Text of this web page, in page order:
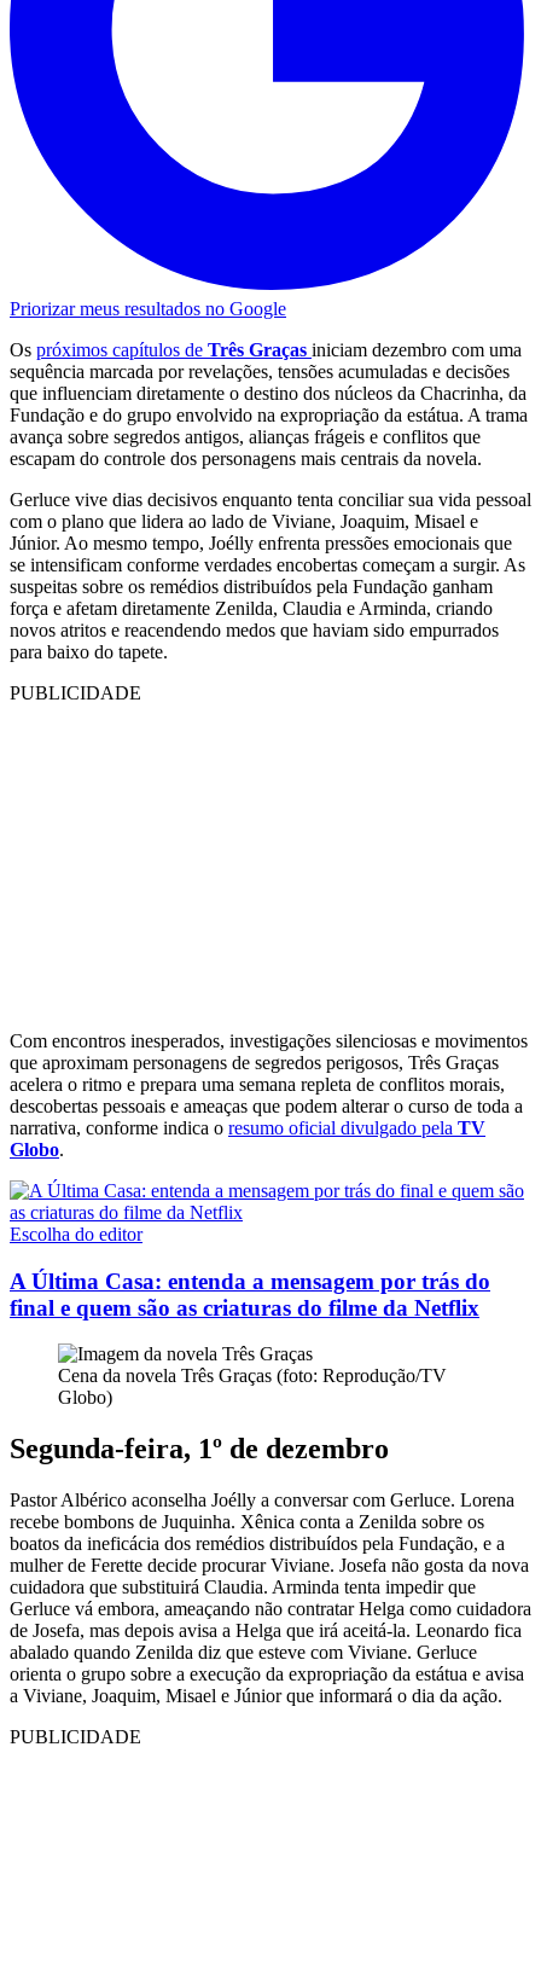
Priorizar meus resultados no Google
Os próximos capítulos de Três Graças iniciam dezembro com uma
sequência marcada por revelações, tensões acumuladas e decisões
que influenciam diretamente o destino dos núcleos da Chacrinha, da
Fundação e do grupo envolvido na expropriação da estátua. A trama
avança sobre segredos antigos, alianças frágeis e conflitos que
escapam do controle dos personagens mais centrais da novela.
Gerluce vive dias decisivos enquanto tenta conciliar sua vida pessoal
com o plano que lidera ao lado de Viviane, Joaquim, Misael e
Júnior. Ao mesmo tempo, Joélly enfrenta pressões emocionais que
se intensificam conforme verdades encobertas começam a surgir. As
suspeitas sobre os remédios distribuídos pela Fundação ganham
força e afetam diretamente Zenilda, Claudia e Arminda, criando
novos atritos e reacendendo medos que haviam sido empurrados
para baixo do tapete.
PUBLICIDADE
Com encontros inesperados, investigações silenciosas e movimentos
que aproximam personagens de segredos perigosos, Três Graças
acelera o ritmo e prepara uma semana repleta de conflitos morais,
descobertas pessoais e ameaças que podem alterar o curso de toda a
narrativa, conforme indica o resumo oficial divulgado pela TV
Globo.
Escolha do editor
A Última Casa: entenda a mensagem por trás do
final e quem são as criaturas do filme da Netflix
Cena da novela Três Graças (foto: Reprodução/TV
Globo)
Segunda-feira, 1º de dezembro
Pastor Albérico aconselha Joélly a conversar com Gerluce. Lorena
recebe bombons de Juquinha. Xênica conta a Zenilda sobre os
boatos da ineficácia dos remédios distribuídos pela Fundação, e a
mulher de Ferette decide procurar Viviane. Josefa não gosta da nova
cuidadora que substituirá Claudia. Arminda tenta impedir que
Gerluce vá embora, ameaçando não contratar Helga como cuidadora
de Josefa, mas depois avisa a Helga que irá aceitá-la. Leonardo fica
abalado quando Zenilda diz que esteve com Viviane. Gerluce
orienta o grupo sobre a execução da expropriação da estátua e avisa
a Viviane, Joaquim, Misael e Júnior que informará o dia da ação.
PUBLICIDADE